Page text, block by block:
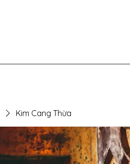
Kim Cang Thừa